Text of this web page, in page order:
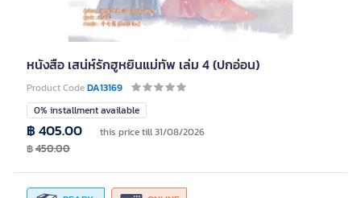
หนังสือ เสน่ห์รักฮูหยินแม่ทัพ เล่ม 4 (ปกอ่อน)
Product CodeDA13169
0% installment available
฿ 405.00 this price till 31/08/2026
฿450.00